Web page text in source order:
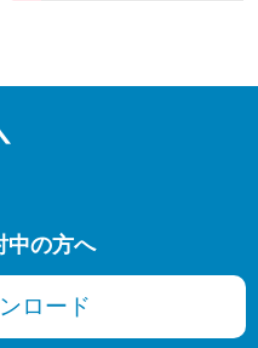
中の方へ
ロード